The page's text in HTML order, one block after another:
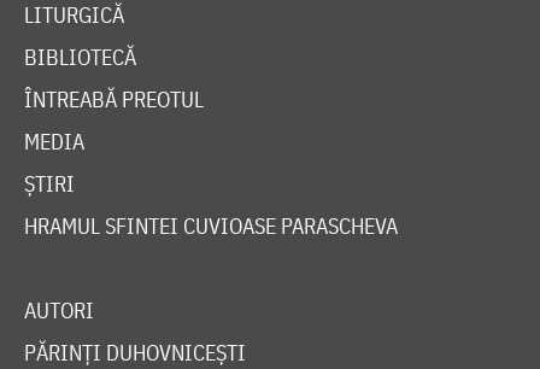
LITURGICĂ
BIBLIOTECĂ
ÎNTREABĂ PREOTUL
MEDIA
ȘTIRI
HRAMUL SFINTEI CUVIOASE PARASCHEVA
AUTORI
PĂRINȚI DUHOVNICEȘTI